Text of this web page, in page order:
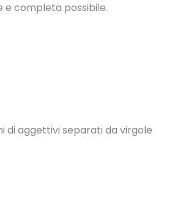
e completa possibile.
di aggettivi separati da virgole